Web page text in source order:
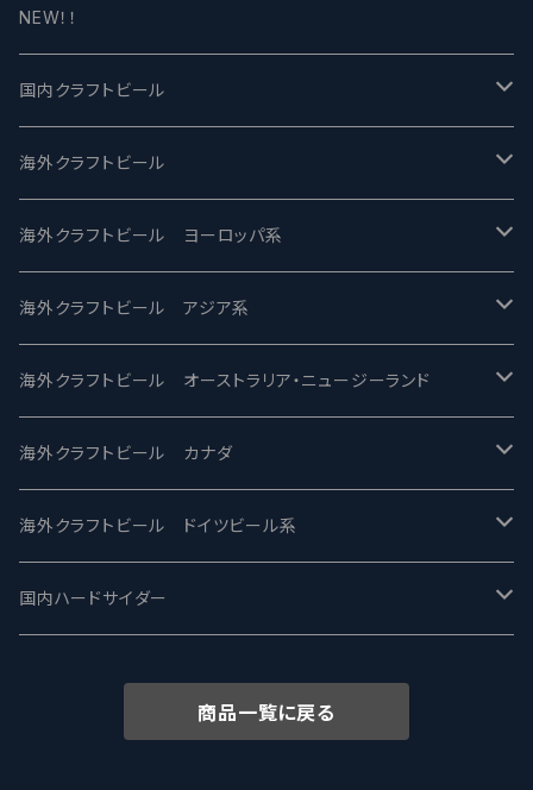
NEW！！
国内クラフトビール
UCHU BREWING -うちゅうブルーイング
バテレ -VERTERE
2nd Story Ale Works -セカンドストーリー
ビアへるん - Beer Hearn
忽布古丹醸造 - HOP KOTAN
ワイマーケットブルーイング Y.Market Brewing
志賀高原ビール - SIGAKOGEN
箕面ビール - MINOH BEER
海外クラフトビール
Modern Times モダンタイムズ
Maui マウイ
Toppling Goliath トップリンゴライアス
Fair State フェアステイト
Lagunitas ラグニタス
FirestoneWalker ファイアストーン
Mikkeller ミッケラー
海外クラフトビール ヨーロッパ系
UnBarred -アンバード
SAIREN /サイレン
ワイルドチャイルド - Wilde Child
BrewDog Brewery - ブリュードッグ
The Flying Inn / ザ フライイング イン
Lambiek Fabriek - ファブリーク
海外クラフトビール アジア系
gweilo-鬼佬 グウァイロ
Heart Of Darkness - ハートオブダークネス
Carbon brews -カーボン
TAIHU - タイフー
Behemoth - ベヒーモス
海外クラフトビール オーストラリア・ニュージーランド
ROCKY RIDGE - ロッキーリッジ
BODRIGGY BREWING ボッドリッジー
CO-CONSPIRATORS コ・コンスピレーターズ
Deep Creek Brewing Co.
海外クラフトビール カナダ
Jackie O's ジャッキーオーズ
Westbrook ウェストブルック
Strathcona ストラスコナ
海外クラフトビール ドイツビール系
Karmeliten カーメリテン
Früh フリュー
国内ハードサイダー
商品一覧に戻る